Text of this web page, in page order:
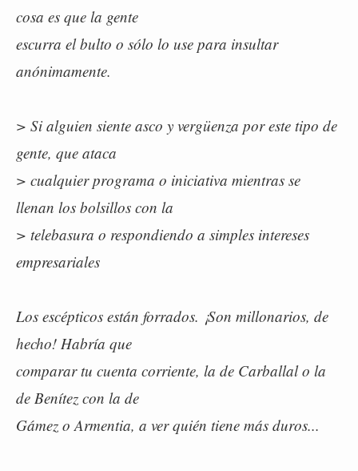
cosa es que la gente
escurra el bulto o sólo lo use para insultar
anónimamente.
> Si alguien siente asco y vergüenza por este tipo de
gente, que ataca
> cualquier programa o iniciativa mientras se
llenan los bolsillos con la
> telebasura o respondiendo a simples intereses
empresariales
Los escépticos están forrados. ¡Son millonarios, de
hecho! Habría que
comparar tu cuenta corriente, la de Carballal o la
de Benítez con la de
Gámez o Armentia, a ver quién tiene más duros...